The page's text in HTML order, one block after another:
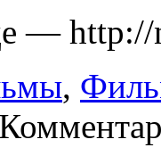
—
,